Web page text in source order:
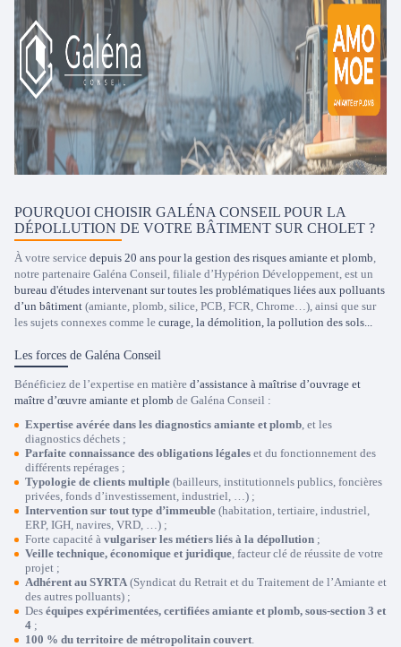
POURQUOI CHOISIR GALÉNA CONSEIL POUR LA
DÉPOLLUTION DE VOTRE BÂTIMENT SUR CHOLET ?
À votre service depuis 20 ans pour la gestion des risques amiante et plomb,
notre partenaire Galéna Conseil, filiale d’Hypérion Développement, est un
bureau d'études intervenant sur toutes les problématiques liées aux polluants
d’un bâtiment (amiante, plomb, silice, PCB, FCR, Chrome…), ainsi que sur
les sujets connexes comme le curage, la démolition, la pollution des sols...
Les forces de Galéna Conseil
Bénéficiez de l’expertise en matière d’assistance à maîtrise d’ouvrage et
maître d’œuvre amiante et plomb de Galéna Conseil :
Expertise avérée dans les diagnostics amiante et plomb, et les
diagnostics déchets ;
Parfaite connaissance des obligations légales et du fonctionnement des
différents repérages ;
Typologie de clients multiple (bailleurs, institutionnels publics, foncières
privées, fonds d’investissement, industriel, …) ;
Intervention sur tout type d’immeuble (habitation, tertiaire, industriel,
ERP, IGH, navires, VRD, …) ;
Forte capacité à vulgariser les métiers liés à la dépollution ;
Veille technique, économique et juridique, facteur clé de réussite de votre
projet ;
Adhérent au SYRTA (Syndicat du Retrait et du Traitement de l’Amiante et
des autres polluants) ;
Des équipes expérimentées, certifiées amiante et plomb, sous-section 3 et
4 ;
100 % du territoire de métropolitain couvert.